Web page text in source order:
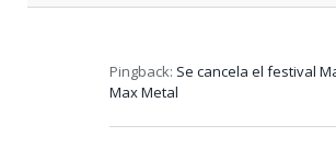
Pingback: Se cancela el festival
Max Metal